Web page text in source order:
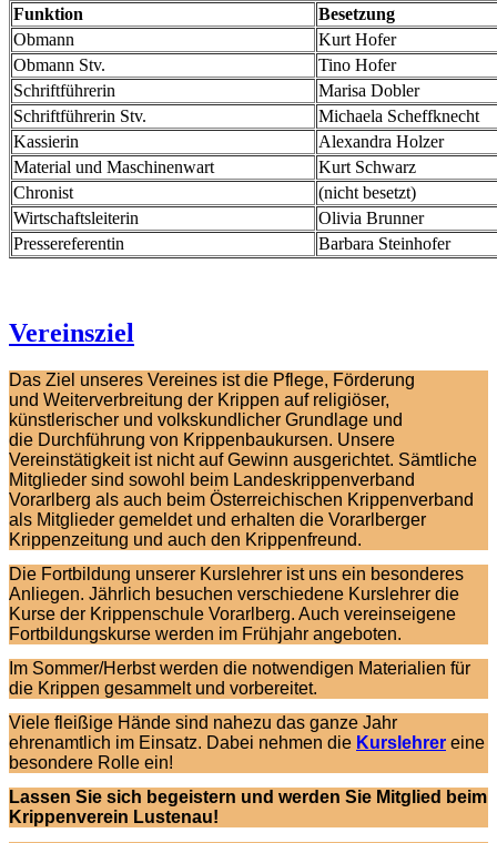
Funktion
Besetzung
Obmann
Kurt Hofer
Obmann Stv.
Tino Hofer
Schriftführerin
Marisa Dobler
Schriftführerin Stv.
Michaela Scheffknecht
Kassierin
Alexandra Holzer
Material und Maschinenwart
Kurt Schwarz
Chronist
(nicht besetzt)
Wirtschaftsleiterin
Olivia Brunner
Pressereferentin
Barbara Steinhofer
Vereinsziel
Das Ziel unseres Vereines ist die Pflege, Förderung
und Weiterverbreitung der Krippen auf religiöser,
künstlerischer und volkskundlicher Grundlage und
die Durchführung von Krippenbaukursen. Unsere
Vereinstätigkeit ist nicht auf Gewinn ausgerichtet. Sämtliche
Mitglieder sind sowohl beim Landeskrippenverband
Vorarlberg als auch beim Österreichischen Krippenverband
als Mitglieder gemeldet und erhalten die Vorarlberger
Krippenzeitung und auch den Krippenfreund.
Die Fortbildung unserer Kurslehrer ist uns ein besonderes
Anliegen. Jährlich besuchen verschiedene Kurslehrer die
Kurse der Krippenschule Vorarlberg. Auch vereinseigene
Fortbildungskurse werden im Frühjahr angeboten.
Im Sommer/Herbst werden die notwendigen Materialien für
die Krippen gesammelt und vorbereitet.
Viele fleißige Hände sind nahezu das ganze Jahr
ehrenamtlich im Einsatz. Dabei nehmen die Kurslehrer eine
besondere Rolle ein!
Lassen Sie sich begeistern und werden Sie Mitglied beim
Krippenverein Lustenau!